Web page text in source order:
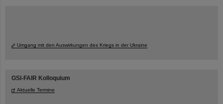
Umgang mit den Auswirkungen des Kriegs in der Ukraine
GSI-FAIR Kolloquium
Aktuelle Termine